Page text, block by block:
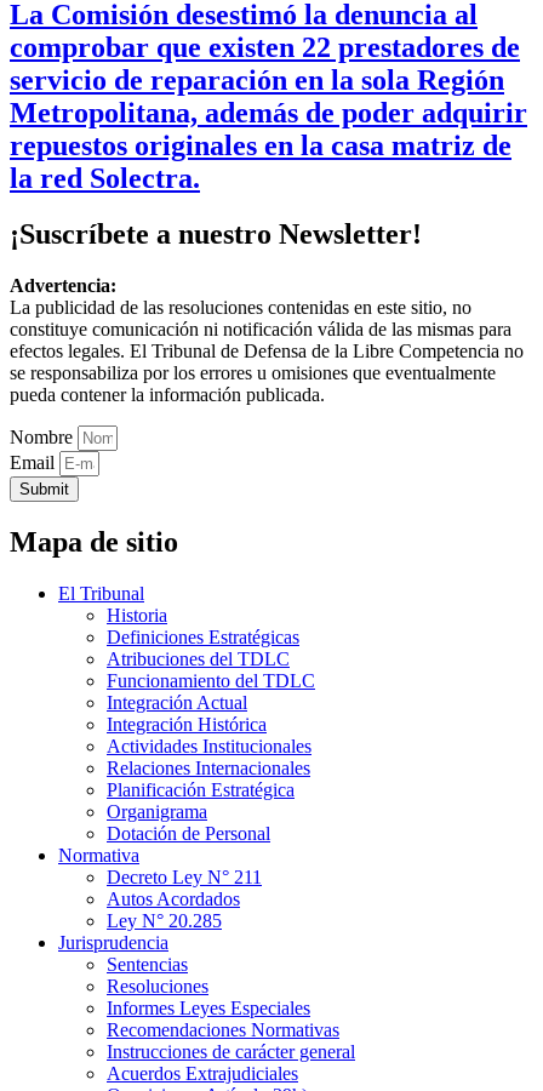
La Comisión desestimó la denuncia al
comprobar que existen 22 prestadores de
servicio de reparación en la sola Región
Metropolitana, además de poder adquirir
repuestos originales en la casa matriz de
la red Solectra.
¡Suscríbete a nuestro Newsletter!
Advertencia:
La publicidad de las resoluciones contenidas en este sitio, no
constituye comunicación ni notificación válida de las mismas para
efectos legales. El Tribunal de Defensa de la Libre Competencia no
se responsabiliza por los errores u omisiones que eventualmente
pueda contener la información publicada.
Nombre
Email
Submit
Mapa de sitio
El Tribunal
Historia
Definiciones Estratégicas
Atribuciones del TDLC
Funcionamiento del TDLC
Integración Actual
Integración Histórica
Actividades Institucionales
Relaciones Internacionales
Planificación Estratégica
Organigrama
Dotación de Personal
Normativa
Decreto Ley N° 211
Autos Acordados
Ley N° 20.285
Jurisprudencia
Sentencias
Resoluciones
Informes Leyes Especiales
Recomendaciones Normativas
Instrucciones de carácter general
Acuerdos Extrajudiciales